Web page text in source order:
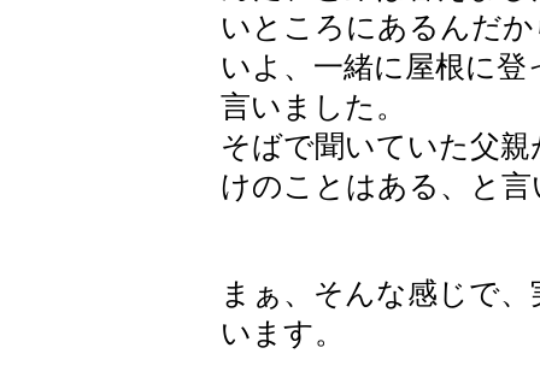
いところにあるんだ
いよ、一緒に屋根に
言いました。
そばで聞いていた父
けのことはある、と
まぁ、そんな感じで
います。